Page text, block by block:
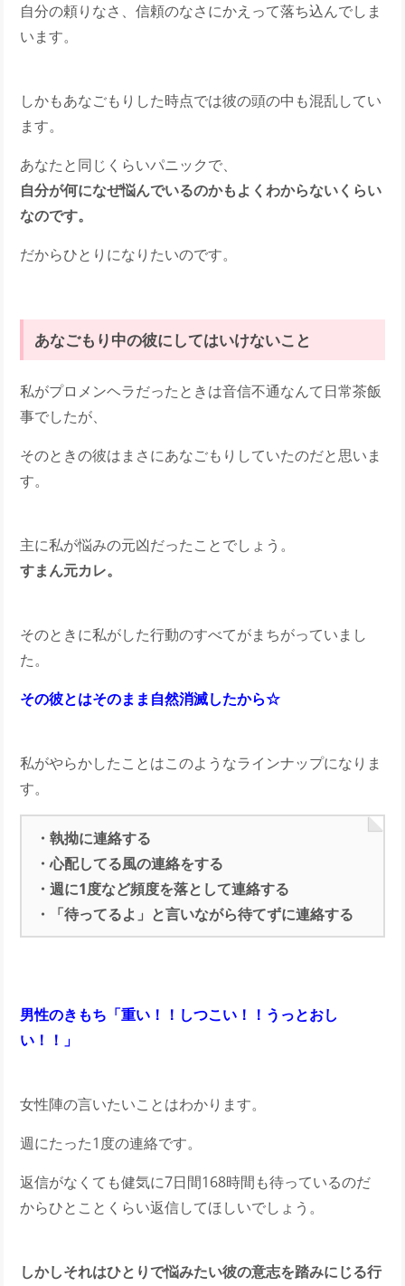
自分の頼りなさ、信頼のなさにかえって落ち込んでしま
います。
しかもあなごもりした時点では彼の頭の中も混乱してい
ます。
あなたと同じくらいパニックで、
自分が何になぜ悩んでいるのかもよくわからないくらい
なのです。
だからひとりになりたいのです。
あなごもり中の彼にしてはいけないこと
私がプロメンヘラだったときは音信不通なんて日常茶飯
事でしたが、
そのときの彼はまさにあなごもりしていたのだと思いま
す。
主に私が悩みの元凶だったことでしょう。
すまん元カレ。
そのときに私がした行動のすべてがまちがっていまし
た。
その彼とはそのまま自然消滅したから☆
私がやらかしたことはこのようなラインナップになりま
す。
・執拗に連絡する
・心配してる風の連絡をする
・週に1度など頻度を落として連絡する
・「待ってるよ」と言いながら待てずに連絡する
男性のきもち「重い！！しつこい！！うっとおし
い！！」
女性陣の言いたいことはわかります。
週にたった1度の連絡です。
返信がなくても健気に7日間168時間も待っているのだ
からひとことくらい返信してほしいでしょう。
しかしそれはひとりで悩みたい彼の意志を踏みにじる行